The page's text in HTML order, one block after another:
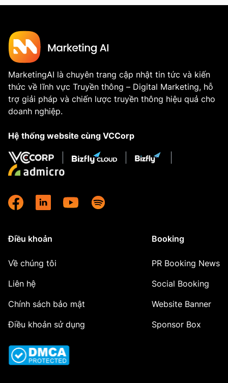
MarketingAI là chuyên trang cập nhật tin tức và kiến
thức về lĩnh vực Truyền thông – Digital Marketing, hỗ
trợ giải pháp và chiến lược truyền thông hiệu quả cho
doanh nghiệp.
Hệ thống website cùng VCCorp
Điều khoản
Về chúng tôi
Liên hệ
Chính sách bảo mật
Điều khoản sử dụng
Booking
PR Booking News
Social Booking
Website Banner
Sponsor Box